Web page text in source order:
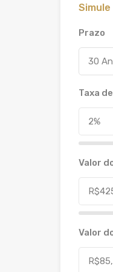
Prazo
30
Taxa
Valor
Valor